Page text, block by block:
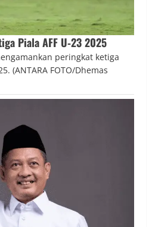
Piala AFF U‑23 2025
peringkat ketiga
(ANTARA FOTO/Dhemas